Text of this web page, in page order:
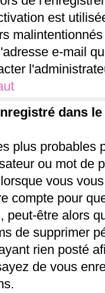
est
e-mail
dans
plus probables
ou mot de
vous
compte pour
peut-être alors
de supprimer
rien posté
de vous